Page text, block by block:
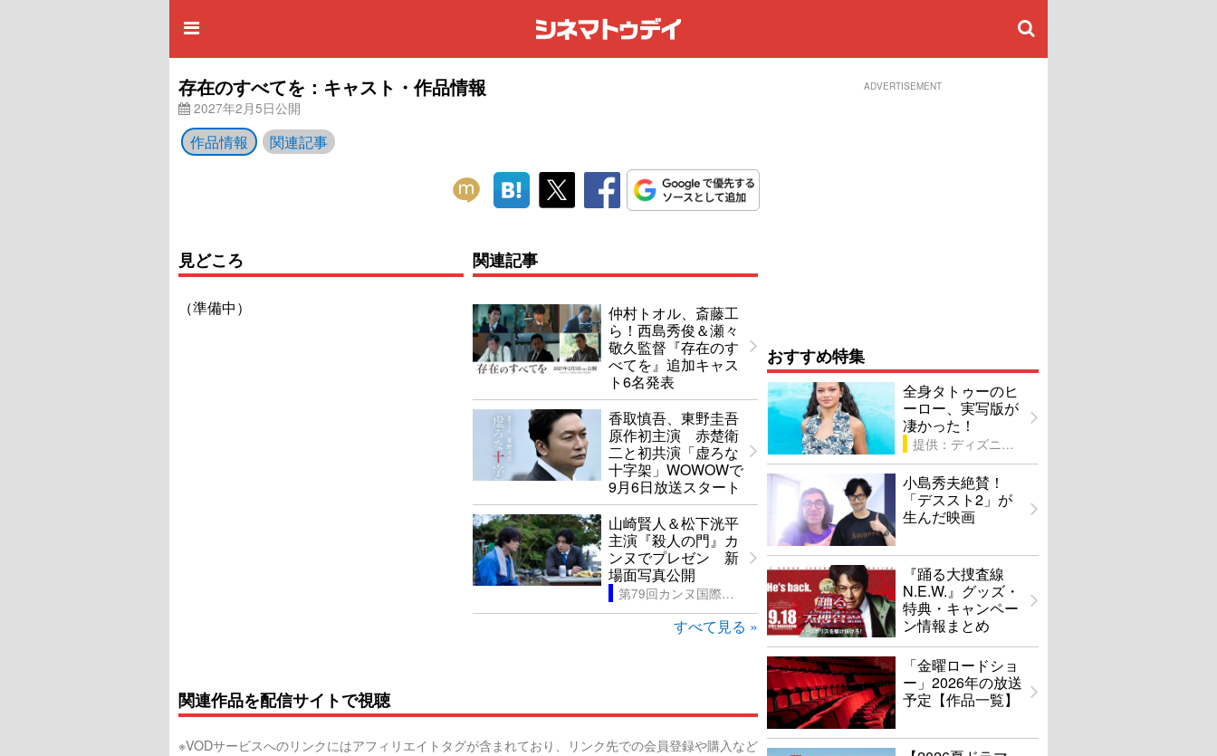
存在のすべてを：キャスト・作品情報
2027年2月5日公開
作品情報 関連記事
見どころ
（準備中）
関連記事
仲村トオル、斎藤工
ら！西島秀俊＆瀬々
敬久監督『存在のす
べてを』追加キャス
ト6名発表
香取慎吾、東野圭吾
原作初主演 赤楚衛
二と初共演「虚ろな
十字架」WOWOWで
9月6日放送スタート
山崎賢人＆松下洸平
主演『殺人の門』カ
ンヌでプレゼン 新
場面写真公開
第79回カンヌ国際映画祭
すべて見る »
関連作品を配信サイトで視聴
※VODサービスへのリンクにはアフィリエイトタグが含まれており、リンク先での会員登録や購入など
ADVERTISEMENT
おすすめ特集
全身タトゥーのヒ
ーロー、実写版が
凄かった！
提供：ディズニー
小島秀夫絶賛！
「デススト2」が
生んだ映画
『踊る大捜査線
N.E.W.』グッズ・
特典・キャンペー
ン情報まとめ
「金曜ロードショ
ー」2026年の放送
予定【作品一覧】